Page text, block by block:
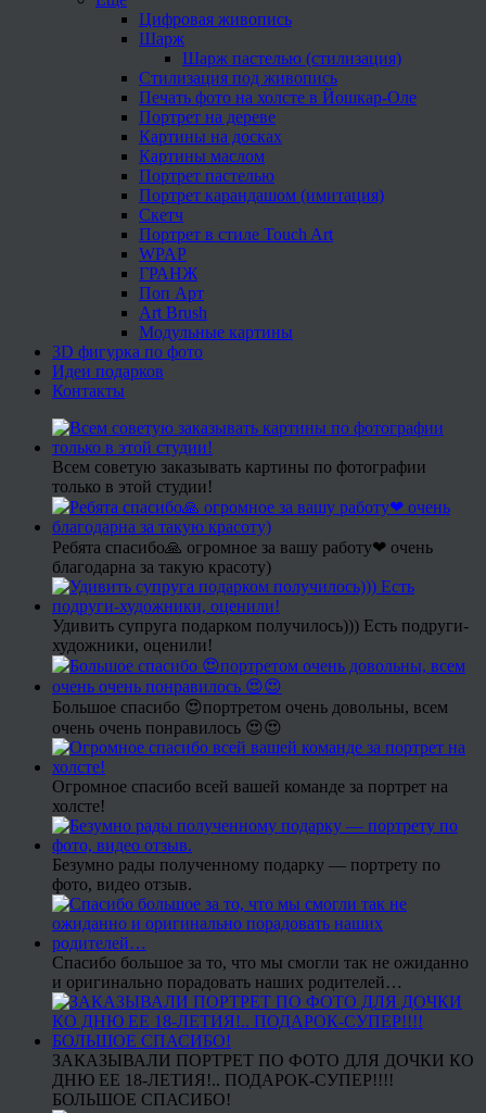
Цифровая живопись
Шарж
Шарж пастелью (стилизация)
Стилизация под живопись
Печать фото на холсте в Йошкар-Оле
Портрет на дереве
Картины на досках
Картины маслом
Портрет пастелью
Портрет карандашом (имитация)
Скетч
Портрет в стиле Touch Art
WPAP
ГРАНЖ
Поп Арт
Art Brush
Модульные картины
3D фигурка по фото
Идеи подарков
Контакты
Всем советую заказывать картины по фотографии
только в этой студии!
Ребята спасибо🙏 огромное за вашу работу❤ очень
благодарна за такую красоту)
Удивить супруга подарком получилось))) Есть подруги-
художники, оценили!
Большое спасибо 😍портретом очень довольны, всем
очень очень понравилось 😍😍
Огромное спасибо всей вашей команде за портрет на
холсте!
Безумно рады полученному подарку — портрету по
фото, видео отзыв.
Спасибо большое за то, что мы смогли так не ожиданно
и оригинально порадовать наших родителей…
ЗАКАЗЫВАЛИ ПОРТРЕТ ПО ФОТО ДЛЯ ДОЧКИ КО
ДНЮ ЕЕ 18-ЛЕТИЯ!.. ПОДАРОК-СУПЕР!!!!
БОЛЬШОЕ СПАСИБО!